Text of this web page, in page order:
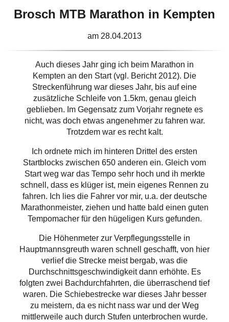
Brosch MTB Marathon in Kempten
am 28.04.2013
Auch dieses Jahr ging ich beim Marathon in
Kempten an den Start (vgl. Bericht 2012). Die
Streckenführung war dieses Jahr, bis auf eine
zusätzliche Schleife von 1.5km, genau gleich
geblieben. Im Gegensatz zum Vorjahr regnete es
nicht, was doch etwas angenehmer zu fahren war.
Trotzdem war es recht kalt.
Ich ordnete mich im hinteren Drittel des ersten
Startblocks zwischen 650 anderen ein. Gleich vom
Start weg war das Tempo sehr hoch und ih merkte
schnell, dass es klüger ist, mein eigenes Rennen zu
fahren. Ich lies die Fahrer vor mir, u.a. der deutsche
Marathonmeister, ziehen und hatte bald einen guten
Tempomacher für den hügeligen Kurs gefunden.
Die Höhenmeter zur Verpflegungsstelle in
Hauptmannsgreuth waren schnell geschafft, von hier
verlief die Strecke meist bergab, was die
Durchschnittsgeschwindigkeit dann erhöhte. Es
folgten zwei Bachdurchfahrten, die überraschend tief
waren. Die Schiebestrecke war dieses Jahr besser
zu meistern, da es nicht nass war und der Weg
mittlerweile auch durch Stufen unterbrochen wurde.